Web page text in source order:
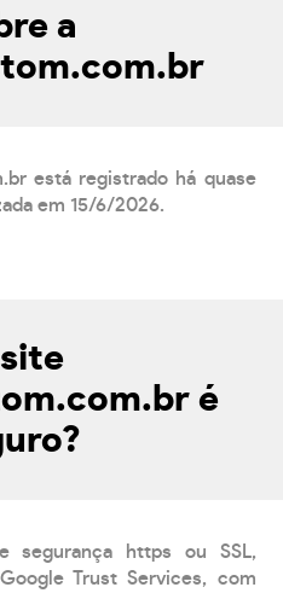
a
está registrado há quase
em 15/6/2026.
é
segurança https ou SSL,
Trust Services, com